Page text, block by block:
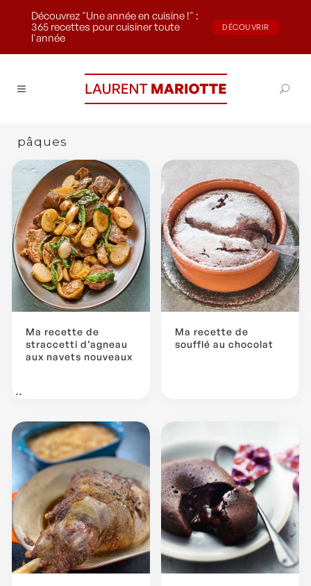
Découvrez "Une année en cuisine !" :
365 recettes pour cuisiner toute
l'année
DÉCOUVRIR
pâques
Ma recette de
straccetti d’agneau
aux navets nouveaux
...
Ma recette de
soufflé au chocolat